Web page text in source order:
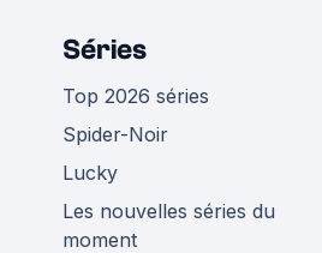
Séries
Top 2026 séries
Spider-Noir
Lucky
Les nouvelles séries du
moment